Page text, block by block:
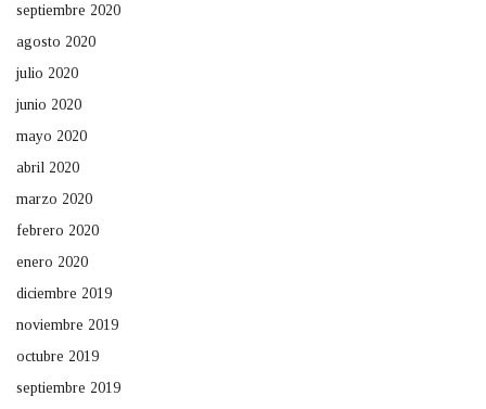
septiembre 2020
agosto 2020
julio 2020
junio 2020
mayo 2020
abril 2020
marzo 2020
febrero 2020
enero 2020
diciembre 2019
noviembre 2019
octubre 2019
septiembre 2019